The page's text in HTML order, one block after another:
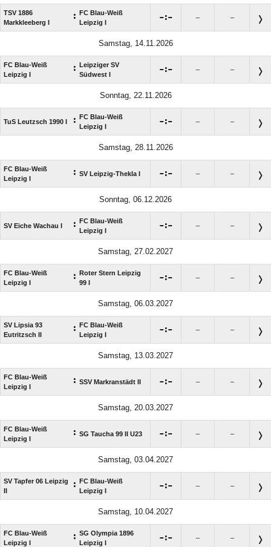
TSV 1886
Markkleeberg I
: FC Blau-Weiß
Leipzig I
: – –
Samstag, 14.11.2026
FC Blau-Weiß
Leipzig I
: Leipziger SV
Südwest I
: – –
Sonntag, 22.11.2026
TuS Leutzsch 1990 I : FC Blau-Weiß
Leipzig I
: – –
Samstag, 28.11.2026
FC Blau-Weiß
Leipzig I
: SV Leipzig-Thekla I : – –
Sonntag, 06.12.2026
SV Eiche Wachau I : FC Blau-Weiß
Leipzig I
: – –
Samstag, 27.02.2027
FC Blau-Weiß
Leipzig I
: Roter Stern Leipzig
99 I
: – –
Samstag, 06.03.2027
SV Lipsia 93
Eutritzsch II
: FC Blau-Weiß
Leipzig I
: – –
Samstag, 13.03.2027
FC Blau-Weiß
Leipzig I
: SSV Markranstädt II : – –
Samstag, 20.03.2027
FC Blau-Weiß
Leipzig I
: SG Taucha 99 II U23 : – –
Samstag, 03.04.2027
SV Tapfer 06 Leipzig
II
: FC Blau-Weiß
Leipzig I
: – –
Samstag, 10.04.2027
FC Blau-Weiß
Leipzig I
: SG Olympia 1896
Leipzig I
: – –